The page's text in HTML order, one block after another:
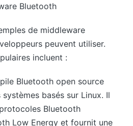
Bluetooth
de middleware
peuvent utiliser.
incluent :
pile Bluetooth open source
systèmes basés sur Linux. Il
Bluetooth
Low Energy et fournit une